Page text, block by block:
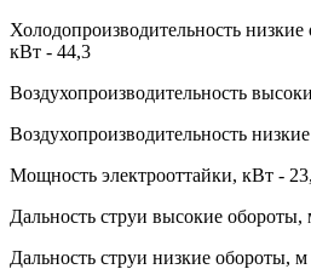
Холодопроизводительность
кВт - 44,3
Воздухопроизводительность
Воздухопроизводительность
Мощность электрооттайки, кВт -
Дальность струи высокие обороты,
Дальность струи низкие обороты,